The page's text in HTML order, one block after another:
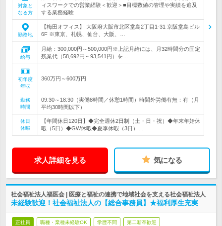
対象と
なる方
ィスワークでの営業経験＜歓迎＞■目標数値の管理や実績を追及
する業務経験
勤務地
【梅田オフィス】 大阪府大阪市北区堂島2丁目1-31 京阪堂島ビル
6F ※東京、札幌、仙台、大阪、…
給与
月給：300,000円～500,000円※上記月給には、月32時間分の固定
残業代（58,692円～93,541円）を…
初年度
年収
360万円～600万円
勤務
時間
09:30～18:30（実働8時間／休憩1時間）時間外労働有無：有（月
平均30時間以下）
休日
休暇
【年間休日120日】◆完全週休2日制（土・日・祝）◆年末年始休
暇（5日）◆GW休暇◆夏季休暇（3日）…
求人詳細を見る 気になる
社会福祉法人福医会 | 医療と福祉の連携で地域社会を支える社会福祉法人
未経験歓迎！社会福祉法人の【総合事務員】★福利厚生充実
正社員 職種・業種未経験OK 学歴不問 第二新卒歓迎